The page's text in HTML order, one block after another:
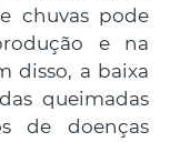
chuvas pode
e na
disso, a baixa
queimadas
de doenças